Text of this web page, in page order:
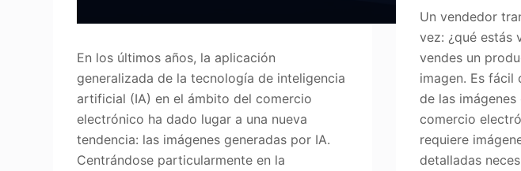
En los últimos años, la aplicación
generalizada de la tecnología de inteligencia
artificial (IA) en el ámbito del comercio
electrónico ha dado lugar a una nueva
tendencia: las imágenes generadas por IA.
Centrándose particularmente en la
Un vendedor
vez: ¿qué estás
vendes un
imagen. Es fácil
de las
comercio
requiere
detalladas